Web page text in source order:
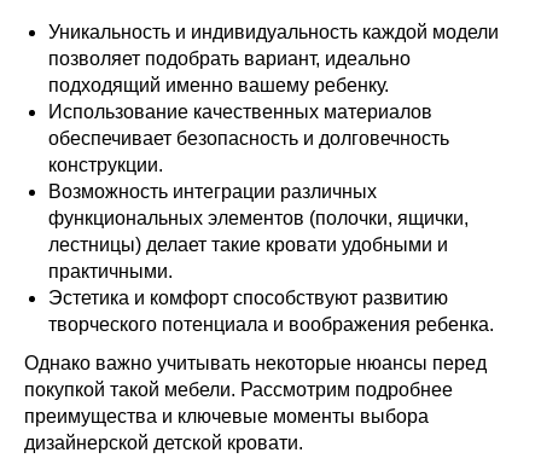
Уникальность и индивидуальность каждой модели
позволяет подобрать вариант, идеально
подходящий именно вашему ребенку.
Использование качественных материалов
обеспечивает безопасность и долговечность
конструкции.
Возможность интеграции различных
функциональных элементов (полочки, ящички,
лестницы) делает такие кровати удобными и
практичными.
Эстетика и комфорт способствуют развитию
творческого потенциала и воображения ребенка.
Однако важно учитывать некоторые нюансы перед
покупкой такой мебели. Рассмотрим подробнее
преимущества и ключевые моменты выбора
дизайнерской детской кровати.